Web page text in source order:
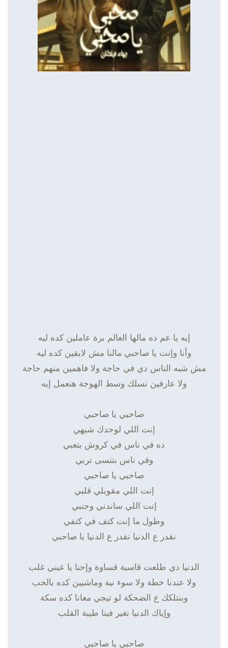
إيه يا عم ده مالها العالم برة عاملين كده ليه
وأنا وإنت يا صاحبي مالنا مش لايقين كده ليه
مش شبه الناس دي في حاجة ولا فاهمين منهم حاجة
ولا عارفين نسلك وسط الهوجة هنعمل إيه
صاحبي يا صاحبي
إنت اللي لوحدك شبهي
ده في ناس في كروش بتعبي
وفي ناس بتنسى تربي
صاحبي يا صاحبي
إنت اللي مقويلي قلبي
إنت اللي ساندني وجنبي
وطول ما إنت كتف في كتفي
نقدر ع الدنيا نقدر ع الدنيا يا صاحبي
الدنيا دي طلعت قاسية قساوة وإحنا يا عيني غلب
ولا عندنا خطة ولا سوء نية وماشيين كده بالحب
وبنتلكك ع الضحكة لو تيجي معانا كده سكة
وإياك الدنيا تغير فينا طيبة القلب
صاحبي يا صاحبي